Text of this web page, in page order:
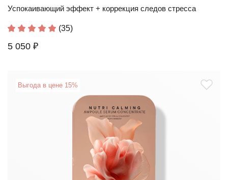
Успокаивающий эффект + коррекция следов стресса
(35)
5 050 ₽
Выгода в цене 15%